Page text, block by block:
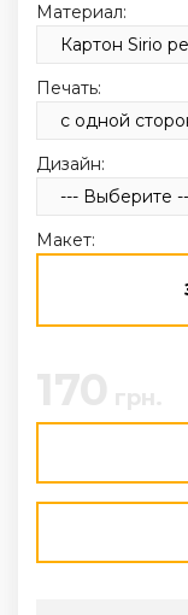
Материал:
Печать:
Дизайн:
Макет: